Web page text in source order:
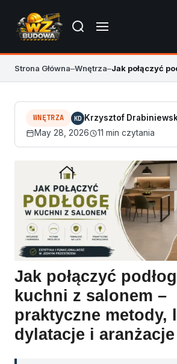
Strona Główna–Wnętrza–
WNĘTRZA KD Krzysztof
May 28, 2026
11 min czytania
Jak połączyć
kuchni z salonem –
praktyczne metody,
dylatacje i aranżacje